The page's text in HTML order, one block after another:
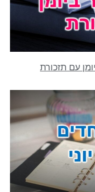
עם תזכורת